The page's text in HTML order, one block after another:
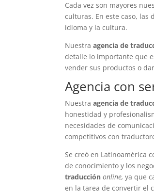
Cada vez son mayores
culturas. En este caso, las
idioma y la cultura.
Nuestraagencia de
detalle lo importante que
vender sus productos o
Agencia con
Nuestraagencia de
honestidad y
necesidades de
competitivos con
Se creó en Latinoamérica
de conocimiento y los
traducciónonline, ya que
en la tarea de convertir el